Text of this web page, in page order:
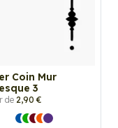
Coin Mur
3
de 2,90 €